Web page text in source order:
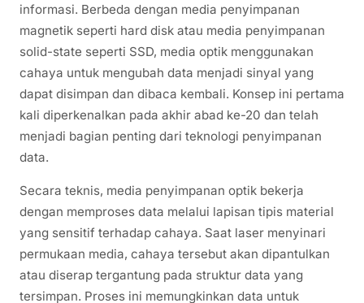
informasi. Berbeda dengan media penyimpanan
magnetik seperti hard disk atau media penyimpanan
solid-state seperti SSD, media optik menggunakan
cahaya untuk mengubah data menjadi sinyal yang
dapat disimpan dan dibaca kembali. Konsep ini pertama
kali diperkenalkan pada akhir abad ke-20 dan telah
menjadi bagian penting dari teknologi penyimpanan
data.
Secara teknis, media penyimpanan optik bekerja
dengan memproses data melalui lapisan tipis material
yang sensitif terhadap cahaya. Saat laser menyinari
permukaan media, cahaya tersebut akan dipantulkan
atau diserap tergantung pada struktur data yang
tersimpan. Proses ini memungkinkan data untuk